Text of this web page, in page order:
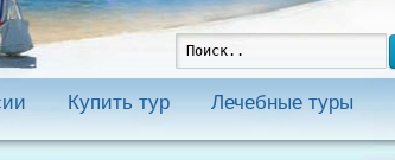
Купить тур Лечебные туры